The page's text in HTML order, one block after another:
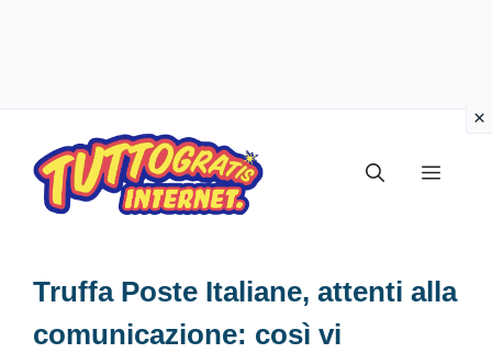
contenuto
Menu
Truffa Poste Italiane, attenti alla
comunicazione: così vi